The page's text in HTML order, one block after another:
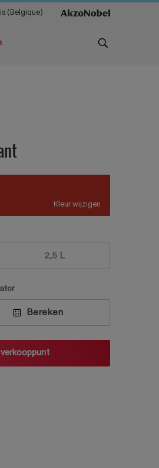
(Belgique)
Kleur wijzigen
2,5 L
Bereken